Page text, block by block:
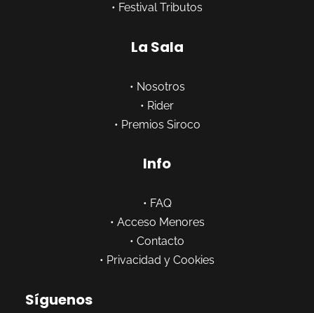
• Festival Tributos
La Sala
• Nosotros
• Rider
• Premios Siroco
Info
• FAQ
• Acceso Menores
• Contacto
• Privacidad y Cookies
Síguenos